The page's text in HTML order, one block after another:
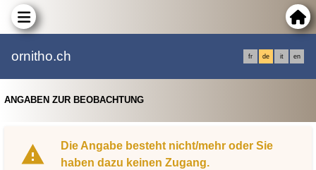
ornitho.ch fr de it en
ANGABEN ZUR BEOBACHTUNG
Die Angabe besteht nicht/mehr oder Sie
haben dazu keinen Zugang.